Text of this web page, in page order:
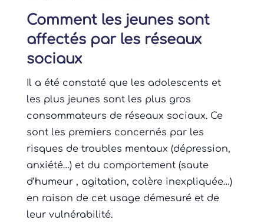
Comment les jeunes sont
affectés par les réseaux
sociaux
Il a été constaté que les adolescents et
les plus jeunes sont les plus gros
consommateurs de réseaux sociaux. Ce
sont les premiers concernés par les
risques de troubles mentaux (dépression,
anxiété…) et du comportement (saute
d’humeur , agitation, colère inexpliquée…)
en raison de cet usage démesuré et de
leur vulnérabilité.